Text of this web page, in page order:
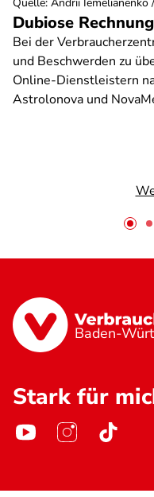
Dubiose
Bei der
und Beschwerden zu
Online-Dienstleistern
Astrolonova und
Baden-
Stark für